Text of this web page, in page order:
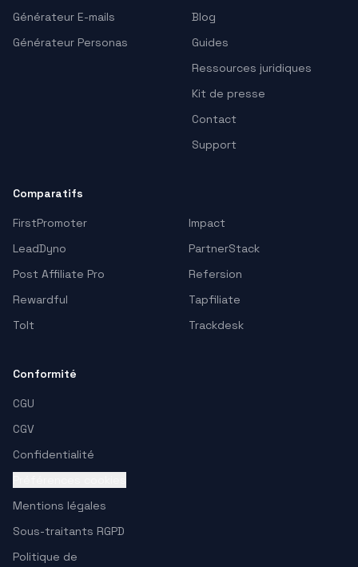
Générateur E-mails
Générateur Personas
Blog
Guides
Ressources juridiques
Kit de presse
Contact
Support
Comparatifs
FirstPromoter
Impact
LeadDyno
PartnerStack
Post Affiliate Pro
Refersion
Rewardful
Tapfiliate
Tolt
Trackdesk
Conformité
CGU
CGV
Confidentialité
Mentions légales
Sous-traitants RGPD
Politique de